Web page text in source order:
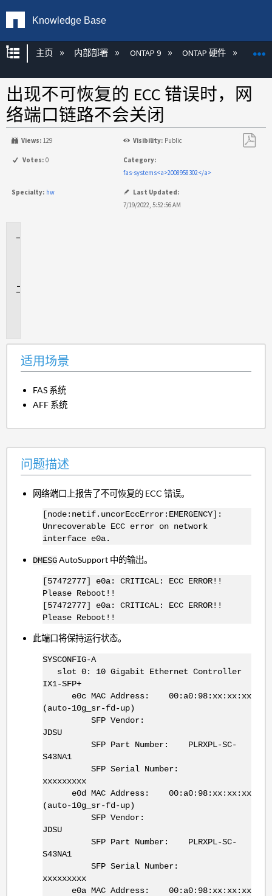
Knowledge Base
扩展/隐缩全局层次
主页 内部部署 ONTAP 9 ONTAP 硬件
出现不可恢复的 ECC 错误时，网
络端口链路不会关闭
Views: 129 Visibility: Public
Votes: 0
Category:
fas-systems<a>2008958302</a>
Specialty: hw
Last Updated:
7/19/2022, 5:52:56 AM
适用场景
FAS 系统
AFF 系统
问题描述
网络端口上报告了不可恢复的 ECC 错误。
[node:netif.uncorEccError:EMERGENCY]:
Unrecoverable ECC error on network
interface e0a.
DMESGAutoSupport 中的输出。
[57472777] e0a: CRITICAL: ECC ERROR!!
Please Reboot!!
[57472777] e0a: CRITICAL: ECC ERROR!!
Please Reboot!!
此端口将保持运行状态。
SYSCONFIG-A
slot 0: 10 Gigabit Ethernet Controller
IX1-SFP+
e0c MAC Address: 00:a0:98:xx:xx:xx
(auto-10g_sr-fd-up)
SFP Vendor:
JDSU
SFP Part Number: PLRXPL-SC-
S43NA1
SFP Serial Number:
xxxxxxxxx
e0d MAC Address: 00:a0:98:xx:xx:xx
(auto-10g_sr-fd-up)
SFP Vendor:
JDSU
SFP Part Number: PLRXPL-SC-
S43NA1
SFP Serial Number:
xxxxxxxxx
e0a MAC Address: 00:a0:98:xx:xx:xx